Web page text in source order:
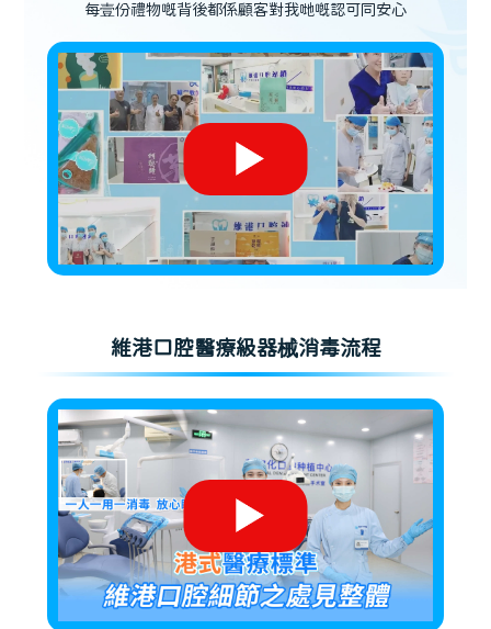
每壹份禮物嘅背後都係顧客對我哋嘅認可同安心
維港口腔醫療級器械消毒流程